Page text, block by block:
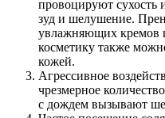
провоцируют сухость
зуд и шелушение.
увлажняющих кремов
косметику также
кожей.
Агрессивное
чрезмерное
с дождем вызывают